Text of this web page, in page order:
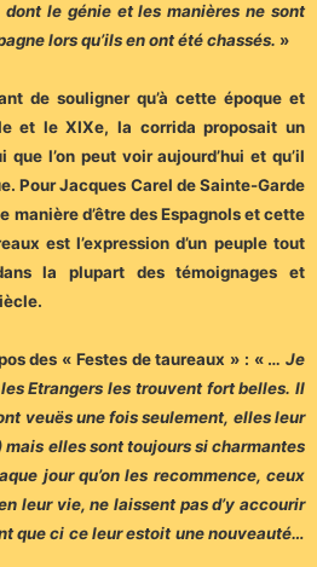
le génie et les manières ne sont
lors qu’ils en ont été chassés. »
de souligner qu’à cette époque et
et le XIXe, la corrida proposait un
l’on peut voir aujourd’hui et qu’il
Pour Jacques Carel de Sainte-Garde
manière d’être des Espagnols et cette
est l’expression d’un peuple tout
la plupart des témoignages et
des « Festes de taureaux » : « … Je
Etrangers les trouvent fort belles. Il
veuës une fois seulement, elles leur
elles sont toujours si charmantes
jour qu’on les recommence, ceux
leur vie, ne laissent pas d’y accourir
que ci ce leur estoit une nouveauté…